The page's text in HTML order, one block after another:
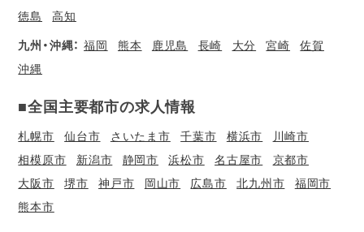
徳島
高知
九州・沖縄： 福岡 熊本 鹿児島 長崎 大分 宮崎
佐賀
沖縄
■全国主要都市の求人情報
札幌市 仙台市 さいたま市 千葉市 横浜市
川崎市
相模原市
新潟市 静岡市 浜松市 名古屋市
京都市
大阪市
堺市 神戸市 岡山市 広島市 北九州市
福岡市
熊本市